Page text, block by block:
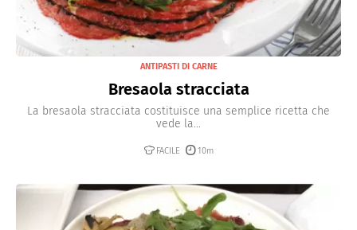
ANTIPASTI DI CARNE
Bresaola stracciata
La bresaola stracciata costituisce una semplice ricetta che
vede la...
FACILE 10m